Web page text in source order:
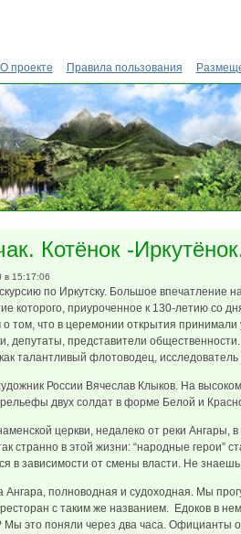
О проекте
Правила пользования
Котёнок -
в 15:17:06
по Иркутску. Большое впечатление
которого, приуроченное к 130-летию со
о том, что в церемонии открытия
депутаты, представители
талантливый флотоводец,
России Вячеслав Клыков. На
двух солдат в форме Белой и
церкви, недалеко от реки Ангары,
странно в этой жизни: “народные герои”
в зависимости от смены власти. Не
Ангара, полноводная и судоходная. Мы
с таким же названием. Едоков в
Мы это поняли через два часа. Официанты